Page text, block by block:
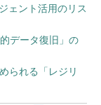
ェント活用のリス
データ復旧」の
られる「レジリ